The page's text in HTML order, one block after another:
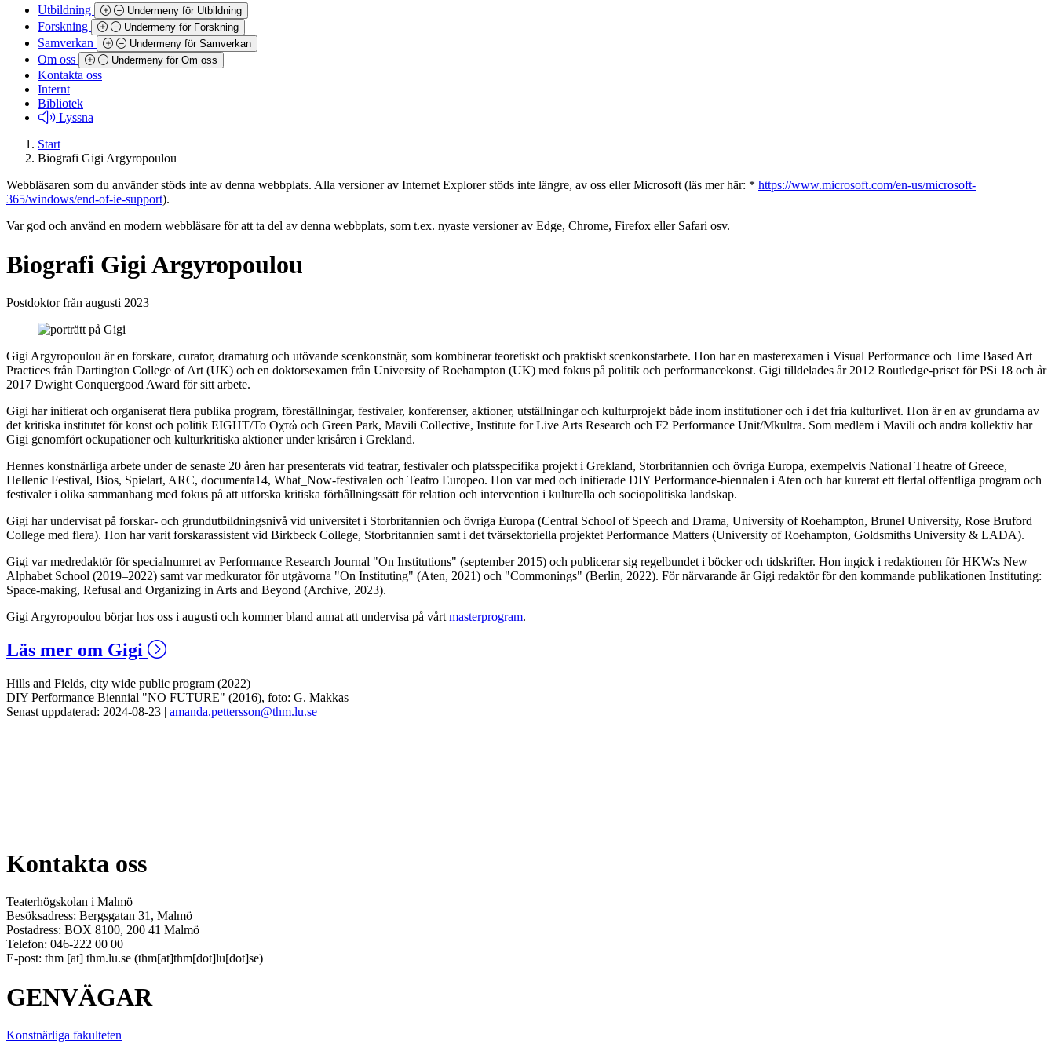
Utbildning Undermeny för Utbildning
Forskning Undermeny för Forskning
Samverkan Undermeny för Samverkan
Om oss Undermeny för Om oss
Kontakta oss
Internt
Bibliotek
Lyssna
Start
Biografi Gigi Argyropoulou
Webbläsaren som du använder stöds inte av denna webbplats. Alla versioner av Internet Explorer stöds inte längre, av oss eller Microsoft (läs mer här: * https://www.microsoft.com/en-us/microsoft-
365/windows/end-of-ie-support).
Var god och använd en modern webbläsare för att ta del av denna webbplats, som t.ex. nyaste versioner av Edge, Chrome, Firefox eller Safari osv.
Biografi Gigi Argyropoulou
Postdoktor från augusti 2023
Gigi Argyropoulou är en forskare, curator, dramaturg och utövande scenkonstnär, som kombinerar teoretiskt och praktiskt scenkonstarbete. Hon har en masterexamen i Visual Performance och Time Based Art
Practices från Dartington College of Art (UK) och en doktorsexamen från University of Roehampton (UK) med fokus på politik och performancekonst. Gigi tilldelades år 2012 Routledge-priset för PSi 18 och år
2017 Dwight Conquergood Award för sitt arbete.
Gigi har initierat och organiserat flera publika program, föreställningar, festivaler, konferenser, aktioner, utställningar och kulturprojekt både inom institutioner och i det fria kulturlivet. Hon är en av grundarna av
det kritiska institutet för konst och politik EIGHT/Το Οχτώ och Green Park, Mavili Collective, Institute for Live Arts Research och F2 Performance Unit/Mkultra. Som medlem i Mavili och andra kollektiv har
Gigi genomfört ockupationer och kulturkritiska aktioner under krisåren i Grekland.
Hennes konstnärliga arbete under de senaste 20 åren har presenterats vid teatrar, festivaler och platsspecifika projekt i Grekland, Storbritannien och övriga Europa, exempelvis National Theatre of Greece,
Hellenic Festival, Bios, Spielart, ARC, documenta14, What_Now-festivalen och Teatro Europeo. Hon var med och initierade DIY Performance-biennalen i Aten och har kurerat ett flertal offentliga program och
festivaler i olika sammanhang med fokus på att utforska kritiska förhållningssätt för relation och intervention i kulturella och sociopolitiska landskap.
Gigi har undervisat på forskar- och grundutbildningsnivå vid universitet i Storbritannien och övriga Europa (Central School of Speech and Drama, University of Roehampton, Brunel University, Rose Bruford
College med flera). Hon harvarit forskarassistent vid Birkbeck College, Storbritannien samt i det tvärsektoriella projektet Performance Matters (University of Roehampton, Goldsmiths University & LADA).
Gigi var medredaktör för specialnumret av Performance Research Journal "On Institutions" (september 2015) och publicerar sig regelbundet i böcker och tidskrifter. Hon ingick i redaktionen för HKW:s New
Alphabet School (2019–2022) samt var medkurator för utgåvorna "On Instituting" (Aten, 2021) och "Commonings" (Berlin, 2022). För närvarande är Gigi redaktör för den kommande publikationen Instituting:
Space-making, Refusal and Organizing in Arts and Beyond (Archive, 2023).
Gigi Argyropoulou börjar hos oss i augusti och kommer bland annat att undervisa på vårt masterprogram.
Läs mer om Gigi
Hills and Fields, city wide public program (2022)
DIY Performance Biennial "NO FUTURE" (2016), foto: G. Makkas
Senast uppdaterad: 2024-08-23 | amanda.pettersson@thm.lu.se
Kontakta oss
Teaterhögskolan i Malmö
Besöksadress: Bergsgatan 31, Malmö
Postadress: BOX 8100, 200 41 Malmö
Telefon: 046-222 00 00
E-post: thm [at] thm.lu.se (thm[at]thm[dot]lu[dot]se)
GENVÄGAR
Konstnärliga fakulteten